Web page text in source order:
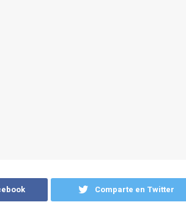
Comparte en Twitter